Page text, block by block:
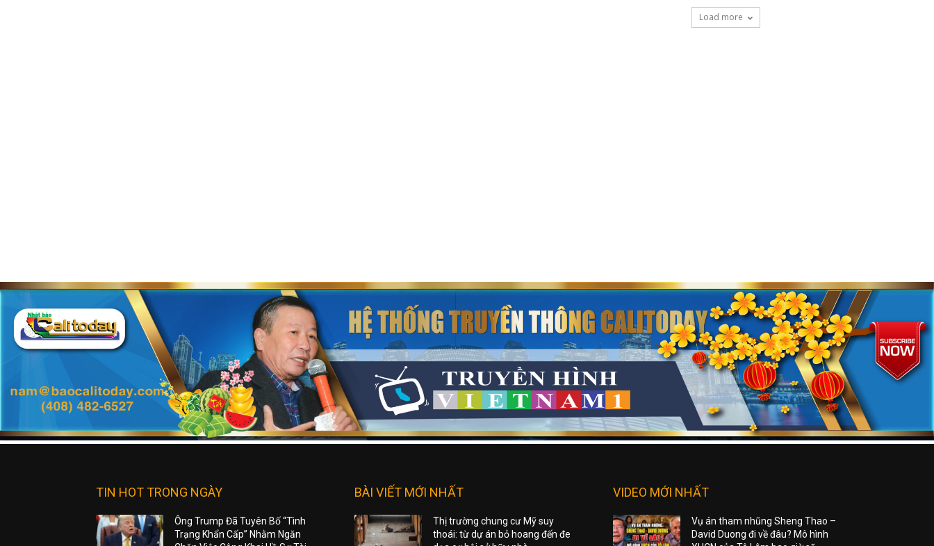
Load more
TIN HOT TRONG NGÀY
Ông Trump Đã Tuyên Bố “Tình
Trạng Khẩn Cấp” Nhằm Ngăn
BÀI VIẾT MỚI NHẤT
Thị trường chung cư Mỹ suy
thoái: từ dự án bỏ hoang đến đe
VIDEO MỚI NHẤT
Vụ án tham nhũng Sheng Thao –
David Duong đi về đâu? Mô hình